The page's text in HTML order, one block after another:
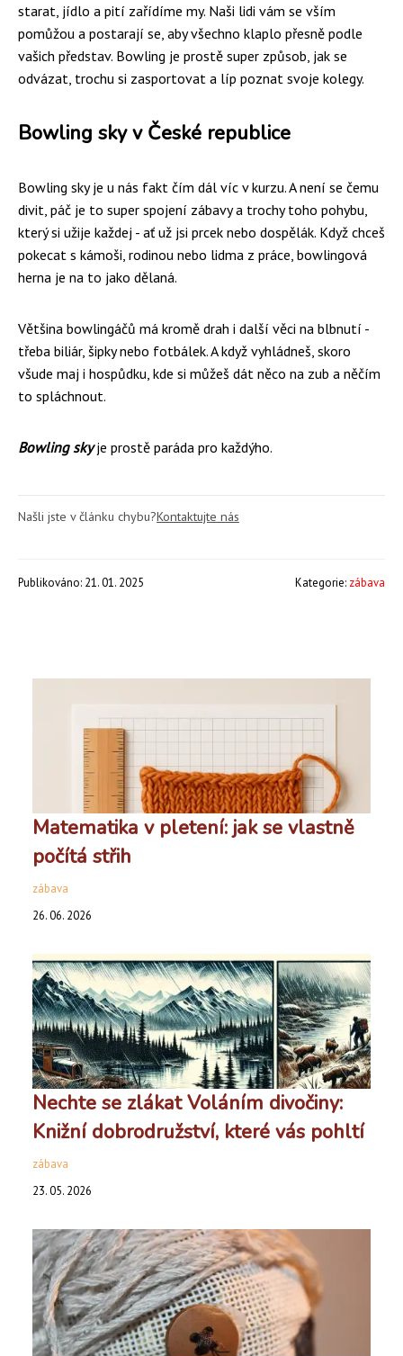
starat, jídlo a pití zařídíme my. Naši lidi vám se vším
pomůžou a postarají se, aby všechno klaplo přesně podle
vašich představ. Bowling je prostě super způsob, jak se
odvázat, trochu si zasportovat a líp poznat svoje kolegy.
Bowling sky v České republice
Bowling sky je u nás fakt čím dál víc v kurzu. A není se čemu
divit, páč je to super spojení zábavy a trochy toho pohybu,
který si užije každej - ať už jsi prcek nebo dospělák. Když chceš
pokecat s kámoši, rodinou nebo lidma z práce, bowlingová
herna je na to jako dělaná.
Většina bowlingáčů má kromě drah i další věci na blbnutí -
třeba biliár, šipky nebo fotbálek. A když vyhládneš, skoro
všude maj i hospůdku, kde si můžeš dát něco na zub a něčím
to spláchnout.
Bowling skyje prostě paráda pro každýho.
Našli jste v článku chybu?Kontaktujte nás
Publikováno: 21. 01. 2025 Kategorie: zábava
Matematika v pletení: jak se vlastně
počítá střih
zábava
26. 06. 2026
Nechte se zlákat Voláním divočiny:
Knižní dobrodružství, které vás pohltí
zábava
23. 05. 2026